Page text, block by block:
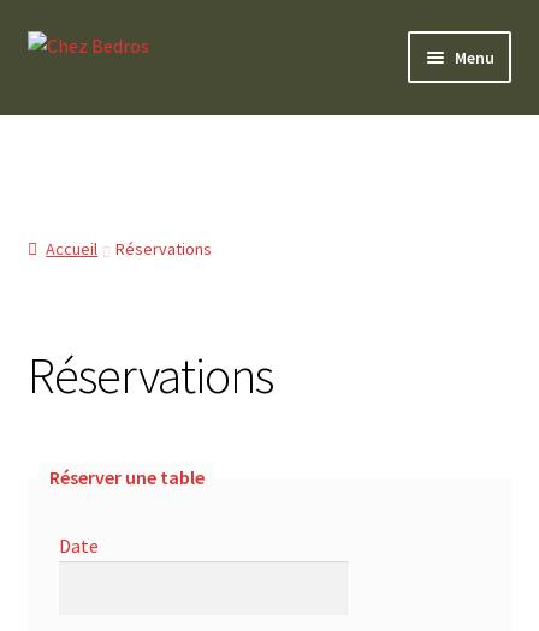
Aller
Aller
Menu
Accueil Réservations
Réservations
Réserver une table
Date